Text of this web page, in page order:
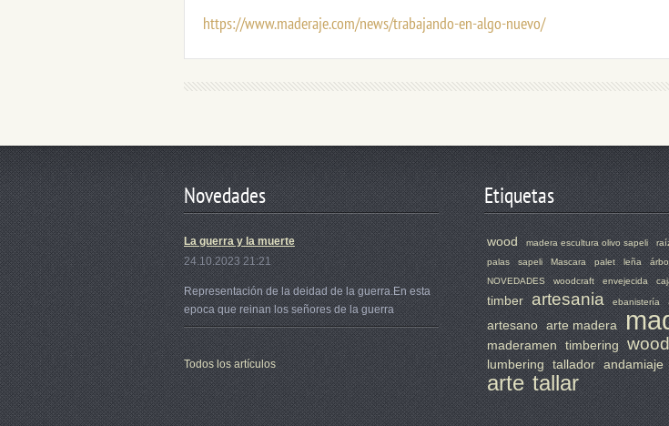
https://www.maderaje.com/news/trabajando-en-algo-nuevo/
Novedades
La guerra y la muerte
24.10.2023 21:21
Representación de la deidad de la guerra.En esta
epoca que reinan los señores de la guerra
Todos los artículos
Etiquetas
wood madera escultura olivo sapeli
palas
sapeli Mascara palet leña
NOVEDADES
woodcraft envejecida
timber artesania ebanistería
artesano arte madera
maderamen timbering
lumbering tallador andamiaje
arte tallar